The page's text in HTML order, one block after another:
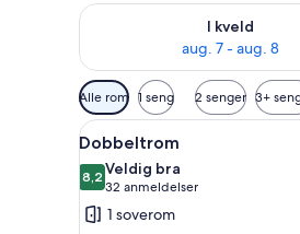
I kveld
aug. 7 - aug. 8
Sjekk tilgjengelighet for i
Tilgjengelige
filtre
for
rom
Alle rom 1 seng 2 senger 3+
Åpne
alle
bildene
av
11
Dobbeltrom
8,28,2 av 10
Veldig bra
32 anmeldelser
(32
anmeldelser)
1 soverom